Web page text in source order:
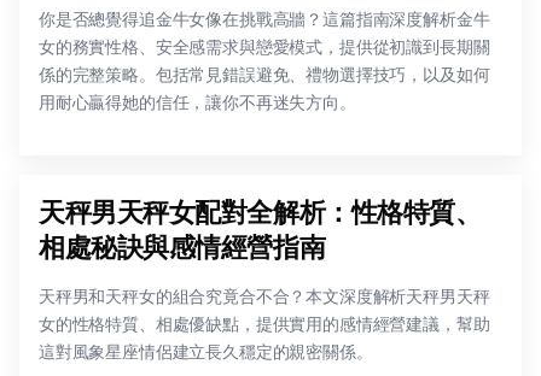
你是否總覺得追金牛女像在挑戰高牆？這篇指南深度解析金牛
女的務實性格、安全感需求與戀愛模式，提供從初識到長期關
係的完整策略。包括常見錯誤避免、禮物選擇技巧，以及如何
用耐心贏得她的信任，讓你不再迷失方向。
天秤男天秤女配對全解析：性格特質、
相處秘訣與感情經營指南
天秤男和天秤女的組合究竟合不合？本文深度解析天秤男天秤
女的性格特質、相處優缺點，提供實用的感情經營建議，幫助
這對風象星座情侶建立長久穩定的親密關係。